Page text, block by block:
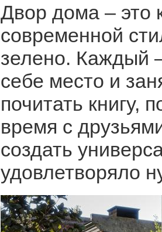
Двор дома – это
современной
зелено. Каждый
себе место и
почитать книгу,
время с
создать
удовлетворяло